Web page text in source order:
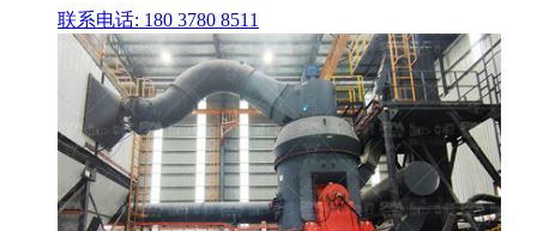
联系电话: 180 3780 8511